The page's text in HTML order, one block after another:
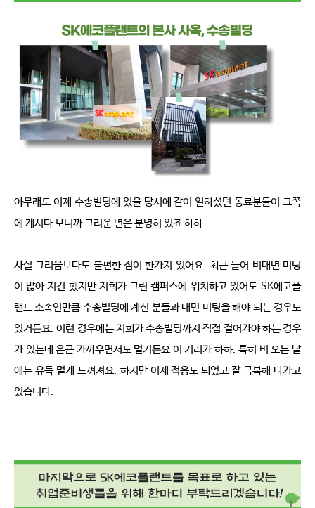
아무래도 이제 수송빌딩에 있을 당시에 같이 일하셨던 동료분들이 그쪽
에 계시다 보니까 그리운 면은 분명히 있죠 하하.
사실 그리움보다도 불편한 점이 한가지 있어요. 최근 들어 비대면 미팅
이 많아 지긴 했지만 저희가 그린 캠퍼스에 위치하고 있어도 SK에코플
랜트 소속인만큼 수송빌딩에 계신 분들과 대면 미팅을 해야 되는 경우도
있거든요. 이런 경우에는 저희가 수송빌딩까지 직접 걸어가야 하는 경우
가 있는데 은근 가까우면서도 멀거든요 이 거리가 하하. 특히 비 오는 날
에는 유독 멀게 느껴져요. 하지만 이제 적응도 되었고 잘 극복해 나가고
있습니다.